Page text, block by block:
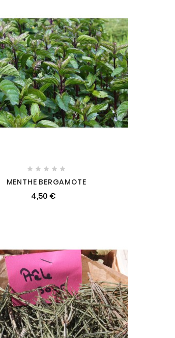
    
MENTHE BERGAMOTE
4,50 €